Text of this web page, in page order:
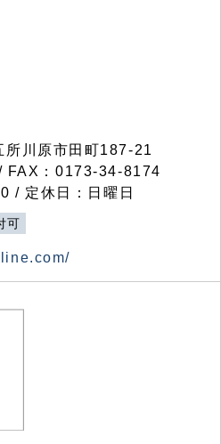
川原市田町187-21
FAX：0173-34-8174
/ 定休日：日曜日
可